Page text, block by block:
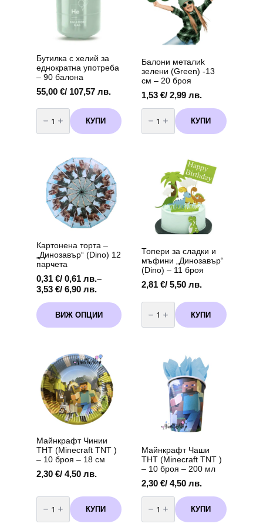
броя
Бутилка с хелий за
еднократна употреба
– 90 балона
55,00 €/ 107,57 лв.
количество
за
Бутилка
с
еднократна
употреба
балона
КУПИ
Балони металиk
зелени (Green) -13
см – 20 броя
1,53 €/ 2,99 лв.
количество
за
Балони
металиk
КУПИ
Картонена торта –
„Динозавър“ (Dino) 12
парчета
0,31 €/ 0,61 лв.–
3,53 €/ 6,90 лв.
Price
0,31 €
/
0,61 лв.
6,90 лв.
ВИЖ ОПЦИИ
This
product
has
options
may
be
chosen
page
Топери за сладки и
мъфини „Динозавър“
(Dino) – 11 броя
2,81 €/ 5,50 лв.
количество
за
Топери
за
"Динозавър"
(Dino)
КУПИ
Майнкрафт Чинии
ТНТ (Minecraft TNT )
– 10 броя – 18 см
2,30 €/ 4,50 лв.
количество
за
Майнкрафт
Чинии
КУПИ
Майнкрафт Чаши
ТНТ (Minecraft TNT )
– 10 броя – 200 мл
2,30 €/ 4,50 лв.
количество
за
Майнкрафт
Чаши
КУПИ